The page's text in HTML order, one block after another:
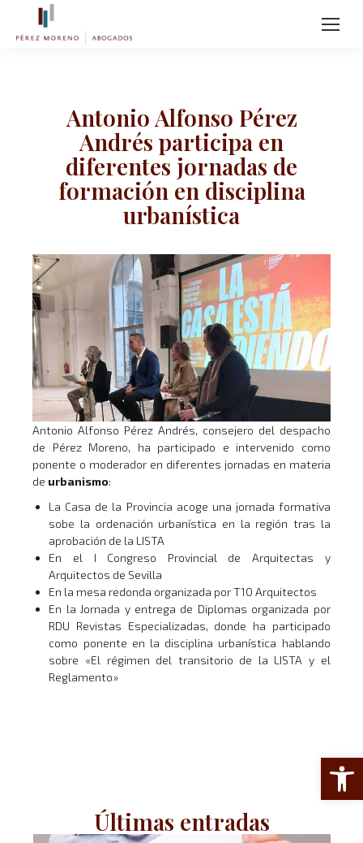
Abrir
Antonio Alfonso Pérez
Andrés participa en
diferentes jornadas de
formación en disciplina
urbanística
Antonio Alfonso Pérez Andrés, consejero del despacho
de Pérez Moreno, ha participado e intervenido como
ponente o moderador en diferentes jornadas en materia
de urbanismo:
La Casa de la Provincia acoge una jornada formativa
sobe la ordenación urbanística en la región tras la
aprobación de la LISTA
En el I Congreso Provincial de Arquitectas y
Arquitectos de Sevilla
En la mesa redonda organizada por T10 Arquitectos
En la Jornada y entrega de Diplomas organizada por
RDU Revistas Especializadas, donde ha participado
como ponente en la disciplina urbanística hablando
sobre «El régimen del transitorio de la LISTA y el
Reglamento»
Últimas entradas